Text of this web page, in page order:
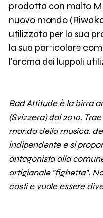
prodotta con malto
nuovo mondo
utilizzata per la sua
la sua particolare
l'aroma dei luppoli
Bad Attitude è la birra
(Svizzera) dal 2010.
mondo della musica,
indipendente e si
antagonista alla
artigianale "fighetta".
costi e vuole essere